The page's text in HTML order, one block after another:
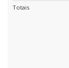
Totais